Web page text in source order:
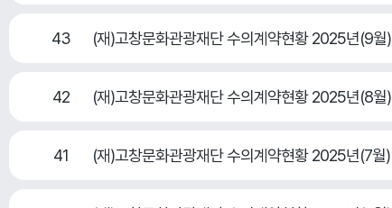
43 (재)고창문화관광재단 수의계약현황 2025년(9월)
42 (재)고창문화관광재단 수의계약현황 2025년(8월)
41 (재)고창문화관광재단 수의계약현황 2025년(7월)